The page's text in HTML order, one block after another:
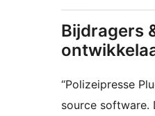
Bijdragers
“Polizeipresse
source software.